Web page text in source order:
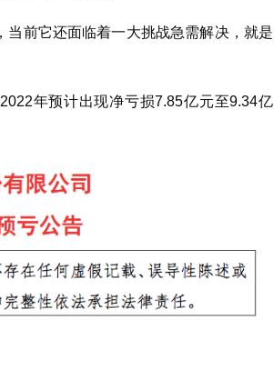
当前它还面临着一大挑战急需解决，就是
年预计出现净亏损7.85亿元至9.34亿